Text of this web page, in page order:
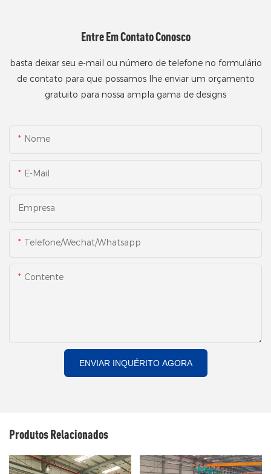
Entre Em Contato Conosco
basta deixar seu e-mail ou número de telefone no formulário
de contato para que possamos lhe enviar um orçamento
gratuito para nossa ampla gama de designs
Nome
E-Mail
Empresa
Telefone/Wechat/Whatsapp
Contente
ENVIAR INQUÉRITO AGORA
Produtos Relacionados